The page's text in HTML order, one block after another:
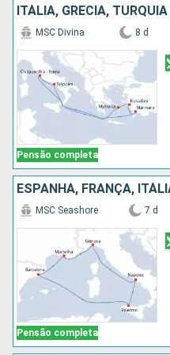
ITÁLIA, GRÉCIA, TURQUIA
Pensão completa
MSC Divina 8 d
ESPANHA, FRANÇA,
Pensão completa
MSC Seashore 7 d